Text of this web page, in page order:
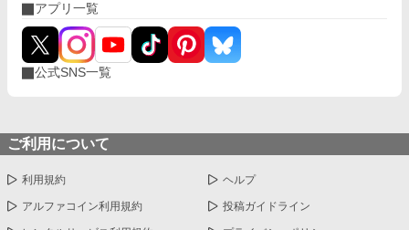
アプリ一覧
公式SNS一覧
ご利用について
利用規約 ヘルプ
アルファコイン利用規約 投稿ガイドライン